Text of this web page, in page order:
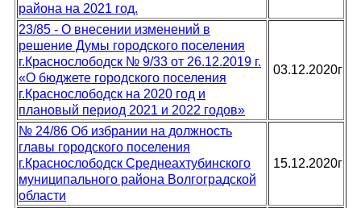
района на 2021 год.
23/85 - О внесении изменений в
решение Думы городского поселения
г.Краснослободск № 9/33 от 26.12.2019 г.
«О бюджете городского поселения
г.Краснослободск на 2020 год и
плановый период 2021 и 2022 годов»
03.12.2020г
№ 24/86 Об избрании на должность
главы городского поселения
г.Краснослободск Среднеахтубинского
муниципального района Волгоградской
области
15.12.2020г